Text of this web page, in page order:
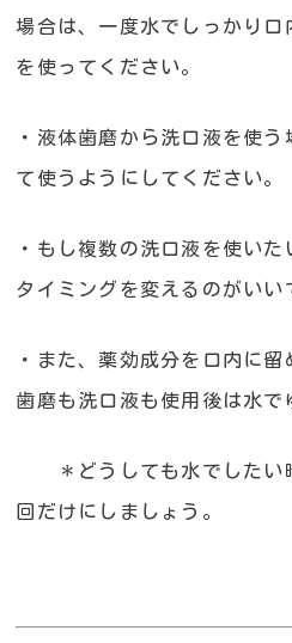
場合は、 一度水でしっかり口
を使ってください。
・液体歯磨から洗口液を使う
て使うようにしてください。
・もし複数の洗口液を使いた
タイミングを変えるのがいい
・また、薬効成分を口内に留
歯磨も 洗口液も 使用後は水で
＊どうしても水でしたい
回だけにしましょう。